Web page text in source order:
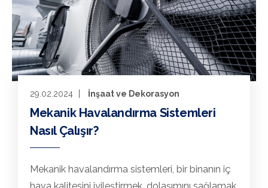
29.02.2024 İnşaat ve Dekorasyon
Mekanik Havalandırma Sistemleri
Nasıl Çalışır?
Mekanik havalandırma sistemleri, bir binanın iç
hava kalitesini iyileştirmek, dolaşımını sağlamak